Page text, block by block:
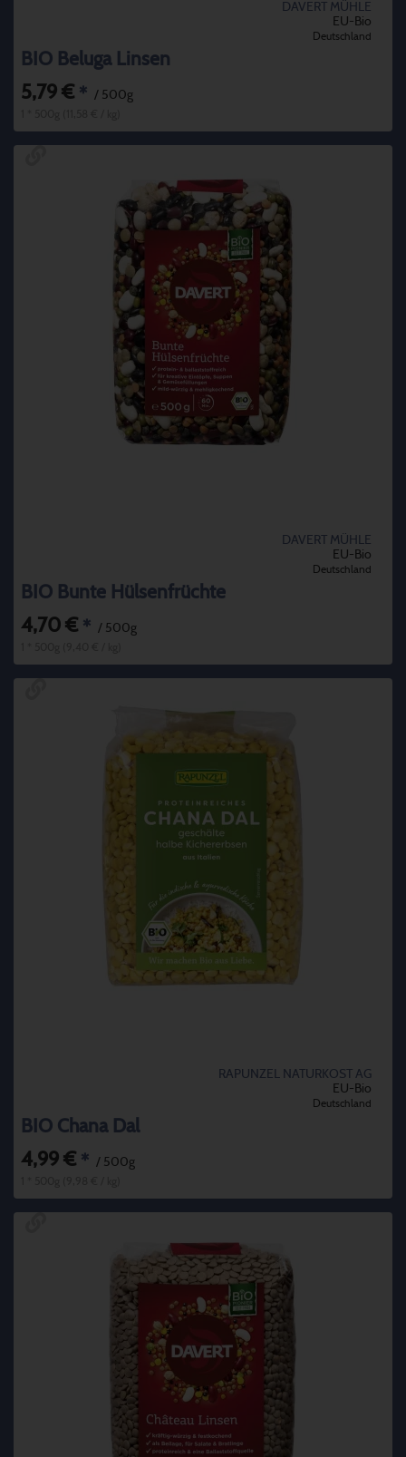
DAVERT MÜHLE
EU-Bio
Deutschland
BIO Beluga Linsen
5,79 € * / 500g
DAVERT MÜHLE
EU-Bio
Deutschland
BIO Bunte Hülsenfrüchte
4,70 € * / 500g
RAPUNZEL NATURKOST AG
EU-Bio
Deutschland
BIO Chana Dal
4,99 € * / 500g